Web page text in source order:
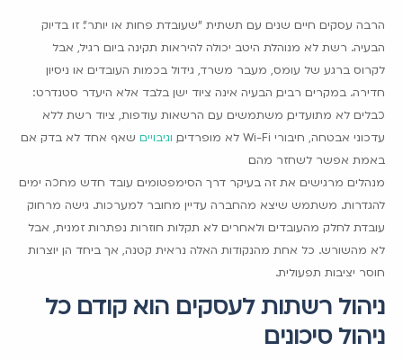
הרבה עסקים חיים שנים עם תשתית "שעובדת פחות או יותר". זו בדיוק
הבעיה. רשת לא מנוהלת היטב יכולה להיראות תקינה ביום רגיל, אבל
לקרוס ברגע של עומס, מעבר משרד, גידול בכמות העובדים או ניסיון
חדירה. במקרים רבים, הבעיה אינה ציוד ישן בלבד אלא היעדר סטנדרט:
כבלים לא מתועדים, משתמשים עם הרשאות עודפות, ציוד רשת ללא
עדכוני אבטחה, חיבורי Wi-Fi לא מופרדים,
וגיבויים שאף אחד לא בדק אם
באמת אפשר לשחזר מהם.
מנהלים מרגישים את זה בעיקר דרך הסימפטומים. עובד חדש מחכה ימים
להגדרות. משתמש שיצא מהחברה עדיין מחובר למערכות. גישה מרחוק
עובדת לחלק מהעובדים ולאחרים לא. תקלות חוזרות נפתרות זמנית, אבל
לא מהשורש. כל אחת מהנקודות האלה נראית קטנה, אך ביחד הן יוצרות
חוסר יציבות תפעולית.
ניהול רשתות לעסקים הוא קודם כל
ניהול סיכונים